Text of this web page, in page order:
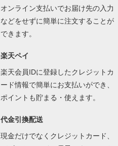
オンライン支払いでお届け先の入力
などをせずに簡単に注文することが
できます。
楽天ペイ
楽天会員IDに登録したクレジットカ
ード情報で簡単にお支払いができ、
ポイントも貯まる・使えます。
代金引換配送
現金だけでなくクレジットカード、